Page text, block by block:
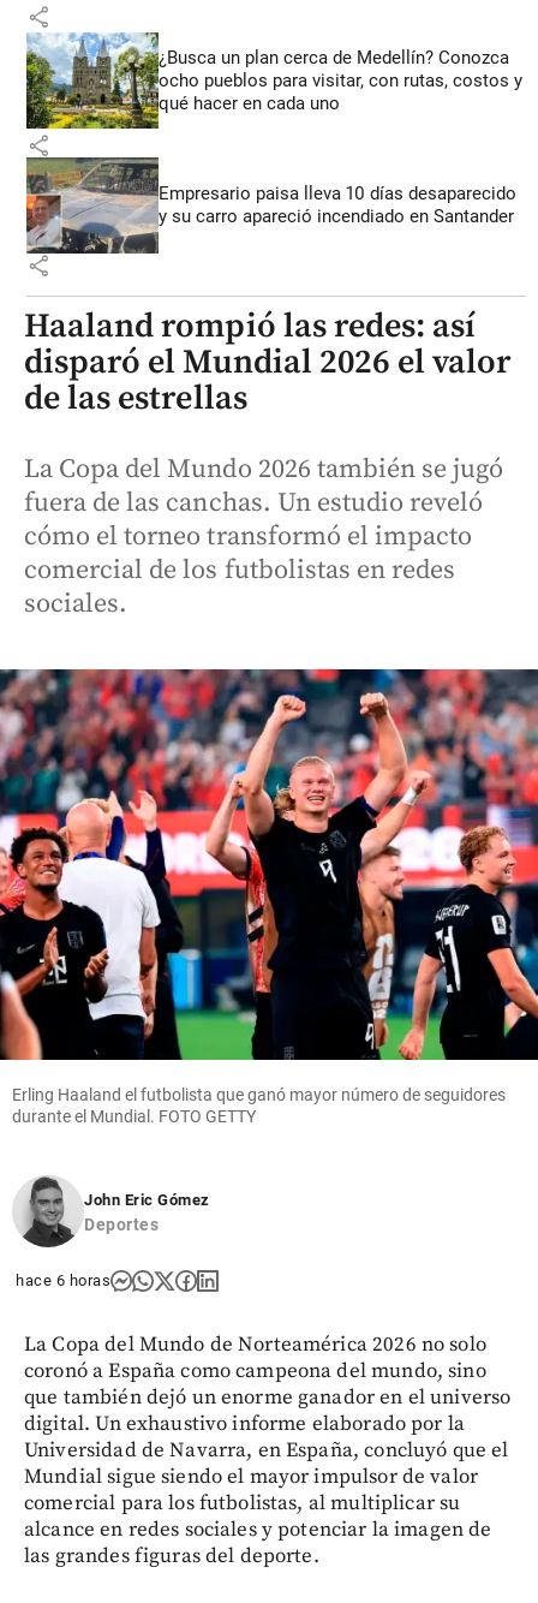
share
¿Busca un plan cerca de Medellín? Conozca
ocho pueblos para visitar, con rutas, costos y
qué hacer en cada uno
share
Empresario paisa lleva 10 días desaparecido
y su carro apareció incendiado en Santander
share
Haaland rompió las redes: así
disparó el Mundial 2026 el valor
de las estrellas
La Copa del Mundo 2026 también se jugó
fuera de las canchas. Un estudio reveló
cómo el torneo transformó el impacto
comercial de los futbolistas en redes
sociales.
Erling Haaland el futbolista que ganó mayor número de seguidores
durante el Mundial. FOTO GETTY
John Eric Gómez
Deportes
hace 6 horas
La Copa del Mundo de Norteamérica 2026 no solo
coronó a España como campeona del mundo, sino
que también dejó un enorme ganador en el universo
digital. Un exhaustivo informe elaborado por la
Universidad de Navarra, en España, concluyó que el
Mundial sigue siendo el mayor impulsor de valor
comercial para los futbolistas, al multiplicar su
alcance en redes sociales y potenciar la imagen de
las grandes figuras del deporte.